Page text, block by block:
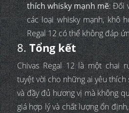
thích whisky mạnh mẽ: Đối
các loại whisky mạnh, khô
Regal 12 có thể không đáp
8.Tổng kết
Chivas Regal 12 là một chai
tuyệt vời cho những ai yêu
và đầy đủ hương vị mà không
giá hợp lý và chất lượng ổn